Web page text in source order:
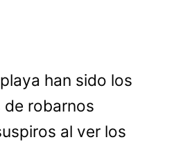
han sido los
de robarnos
al ver los